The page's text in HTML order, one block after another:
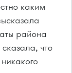
каким
района
что